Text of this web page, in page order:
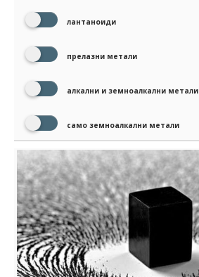
лантаноиди
прелазни метали
алкални и земноалкални метали
само земноалкални метали